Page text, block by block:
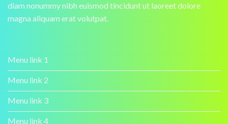
diam nonummy nibh euismod tincidunt ut laoreet dolore
magna aliquam erat volutpat.
Menu link 1
Menu link 2
Menu link 3
Menu link 4